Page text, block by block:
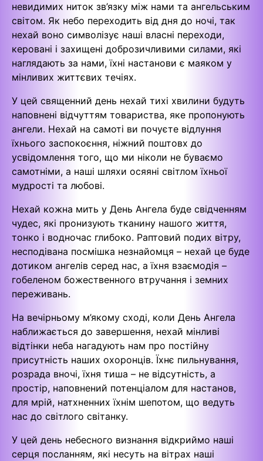
невидимих ниток зв’язку між нами та ангельським
світом. Як небо переходить від дня до ночі, так
нехай воно символізує наші власні переходи,
керовані і захищені доброзичливими силами, які
наглядають за нами, їхні настанови є маяком у
мінливих життєвих течіях.
У цей священний день нехай тихі хвилини будуть
наповнені відчуттям товариства, яке пропонують
ангели. Нехай на самоті ви почуєте відлуння
їхнього заспокоєння, ніжний поштовх до
усвідомлення того, що ми ніколи не буваємо
самотніми, а наші шляхи осяяні світлом їхньої
мудрості та любові.
Нехай кожна мить у День Ангела буде свідченням
чудес, які пронизують тканину нашого життя,
тонко і водночас глибоко. Раптовий подих вітру,
несподівана посмішка незнайомця – нехай це буде
дотиком ангелів серед нас, а їхня взаємодія –
гобеленом божественного втручання і земних
переживань.
На вечірньому м’якому сході, коли День Ангела
наближається до завершення, нехай мінливі
відтінки неба нагадують нам про постійну
присутність наших охоронців. Їхнє пильнування,
розрада вночі, їхня тиша – не відсутність, а
простір, наповнений потенціалом для настанов,
для мрій, натхненних їхнім шепотом, що ведуть
нас до світлого світанку.
У цей день небесного визнання відкриймо наші
серця посланням, які несуть на вітрах наші